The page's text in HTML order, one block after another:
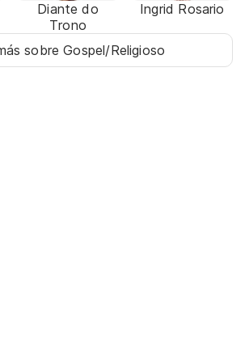
Diante do
Trono
Ingrid Rosario
sobre Gospel/Religioso